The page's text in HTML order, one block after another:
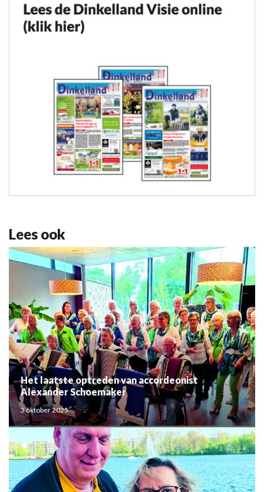
Lees ook
Het laatste optreden van accordeonist
Alexander Schoemaker
3 oktober 2025